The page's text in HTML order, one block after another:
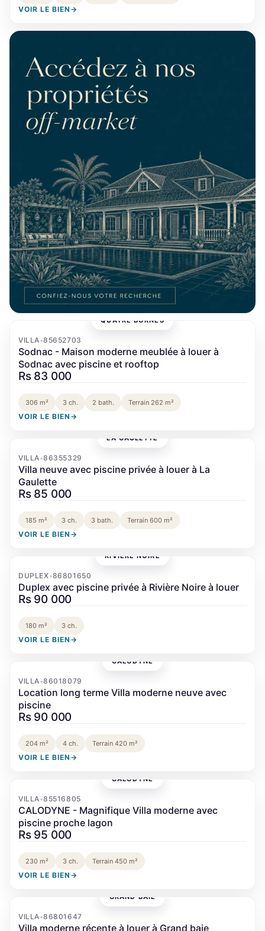
VOIR LE BIEN →
QUATRE BORNES
VILLA•85652703
Sodnac - Maison moderne meublée à louer à
Sodnac avec piscine et rooftop
Rs 83 000
306 m² 3 ch. 2 bath. Terrain 262 m²
VOIR LE BIEN →
LA GAULETTE
VILLA•86355329
Villa neuve avec piscine privée à louer à La
Gaulette
Rs 85 000
185 m² 3 ch. 3 bath. Terrain 600 m²
VOIR LE BIEN →
RIVIÈRE NOIRE
DUPLEX•86801650
Duplex avec piscine privée à Rivière Noire à louer
Rs 90 000
180 m² 3 ch.
VOIR LE BIEN →
CALODYNE
VILLA•86018079
Location long terme Villa moderne neuve avec
piscine
Rs 90 000
204 m² 4 ch. Terrain 420 m²
VOIR LE BIEN →
CALODYNE
VILLA•85516805
CALODYNE - Magnifique Villa moderne avec
piscine proche lagon
Rs 95 000
230 m² 3 ch. Terrain 450 m²
VOIR LE BIEN →
GRAND BAIE
VILLA•86801647
Villa moderne récente à louer à Grand baie